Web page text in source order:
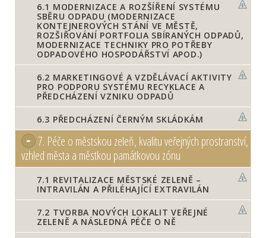
6.1 MODERNIZACE A ROZŠÍŘENÍ SYSTÉMU
SBĚRU ODPADU (MODERNIZACE
KONTEJNEROVÝCH STÁNÍ VE MĚSTĚ,
ROZŠIŘOVÁNÍ PORTFOLIA SBÍRANÝCH ODPADŮ,
MODERNIZACE TECHNIKY PRO POTŘEBY
ODPADOVÉHO HOSPODÁŘSTVÍ APOD.)
6.2 MARKETINGOVÉ A VZDĚLÁVACÍ AKTIVITY
PRO PODPORU SYSTÉMU RECYKLACE A
PŘEDCHÁZENÍ VZNIKU ODPADŮ
6.3 PŘEDCHÁZENÍ ČERNÝM SKLÁDKÁM
7. Péče o městskou zeleň, kvalitu veřejných prostranství,
vzhled města a městkou památkovou zónu
7.1 REVITALIZACE MĚSTSKÉ ZELENĚ –
INTRAVILÁN A PŘILÉHAJÍCÍ EXTRAVILÁN
7.2 TVORBA NOVÝCH LOKALIT VEŘEJNÉ
ZELENĚ A NÁSLEDNÁ PÉČE O NĚ